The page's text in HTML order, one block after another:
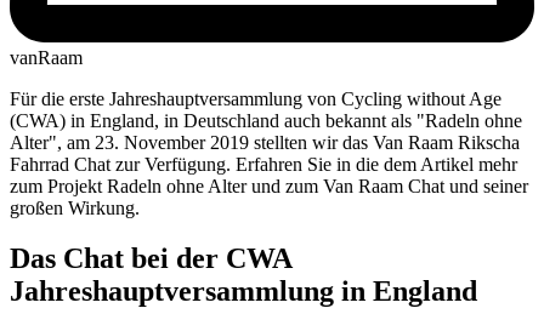
vanRaam
Für die erste Jahreshauptversammlung von Cycling without Age
(CWA) in England, in Deutschland auch bekannt als "Radeln ohne
Alter", am 23. November 2019 stellten wir das Van Raam Rikscha
Fahrrad Chat zur Verfügung. Erfahren Sie in die dem Artikel mehr
zum Projekt Radeln ohne Alter und zum Van Raam Chat und seiner
großen Wirkung.
Das Chat bei der CWA
Jahreshauptversammlung in England